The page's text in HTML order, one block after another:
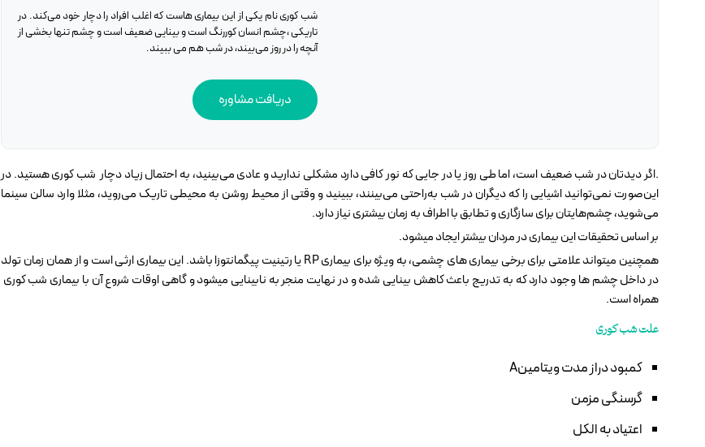
شب کوری نام یکی از این بیماری هاست که اغلب افراد را دچار خود می‌کند. در
تاریکی ،چشم انسان کوررنگ است و بینایی ضعیف است و چشم تنها بخشی از
آنچه را در روز می‌بیند، در شب هم می ببیند.
دریافت مشاوره
.اگر دیدتان در شب ضعیف است، اما طی روز یا در جایی که نور کافی دارد مشکلی ندارید و عادی می‌بینید، به احتمال زیاد دچار شب کوری هستید. در
این‌صورت نمی‌توانید اشیایی را که دیگران در شب به‌راحتی می‌بینند، ببینید و وقتی از محیط روشن به محیطی تاریک می‌روید، مثلا وارد سالن سینما
می‌شوید، چشم‌هایتان برای سازگاری و تطابق با اطراف به زمان بیشتری نیاز دارد.
بر اساس تحقیقات این بیماری در مردان بیشتر ایجاد میشود.
همچنین میتواند علامتی برای برخی بیماری های چشمی، به ویژه برای بیماری RP یا رتینیت پیگمانتوزا باشد. این بیماری ارثی است و از همان زمان تولد
در داخل چشم ها وجود دارد که به تدریج باعث کاهش بینایی شده و در نهایت منجر به نابینایی میشود و گاهی اوقات شروع آن با بیماری شب کوری
همراه است.
علت شب کوری
کمبود دراز مدت ویتامینA
گرسنگی مزمن
اعتیاد به الکل